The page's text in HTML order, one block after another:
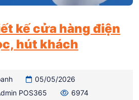
kế cửa hàng điện
hút khách
05/05/2026
POS365 6974